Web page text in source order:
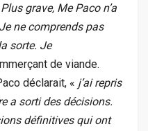
grave, Me Paco n’a
ne comprends pas
sorte. Je
de viande.
déclarait, « j’ai repris
a sorti des décisions.
définitives qui ont